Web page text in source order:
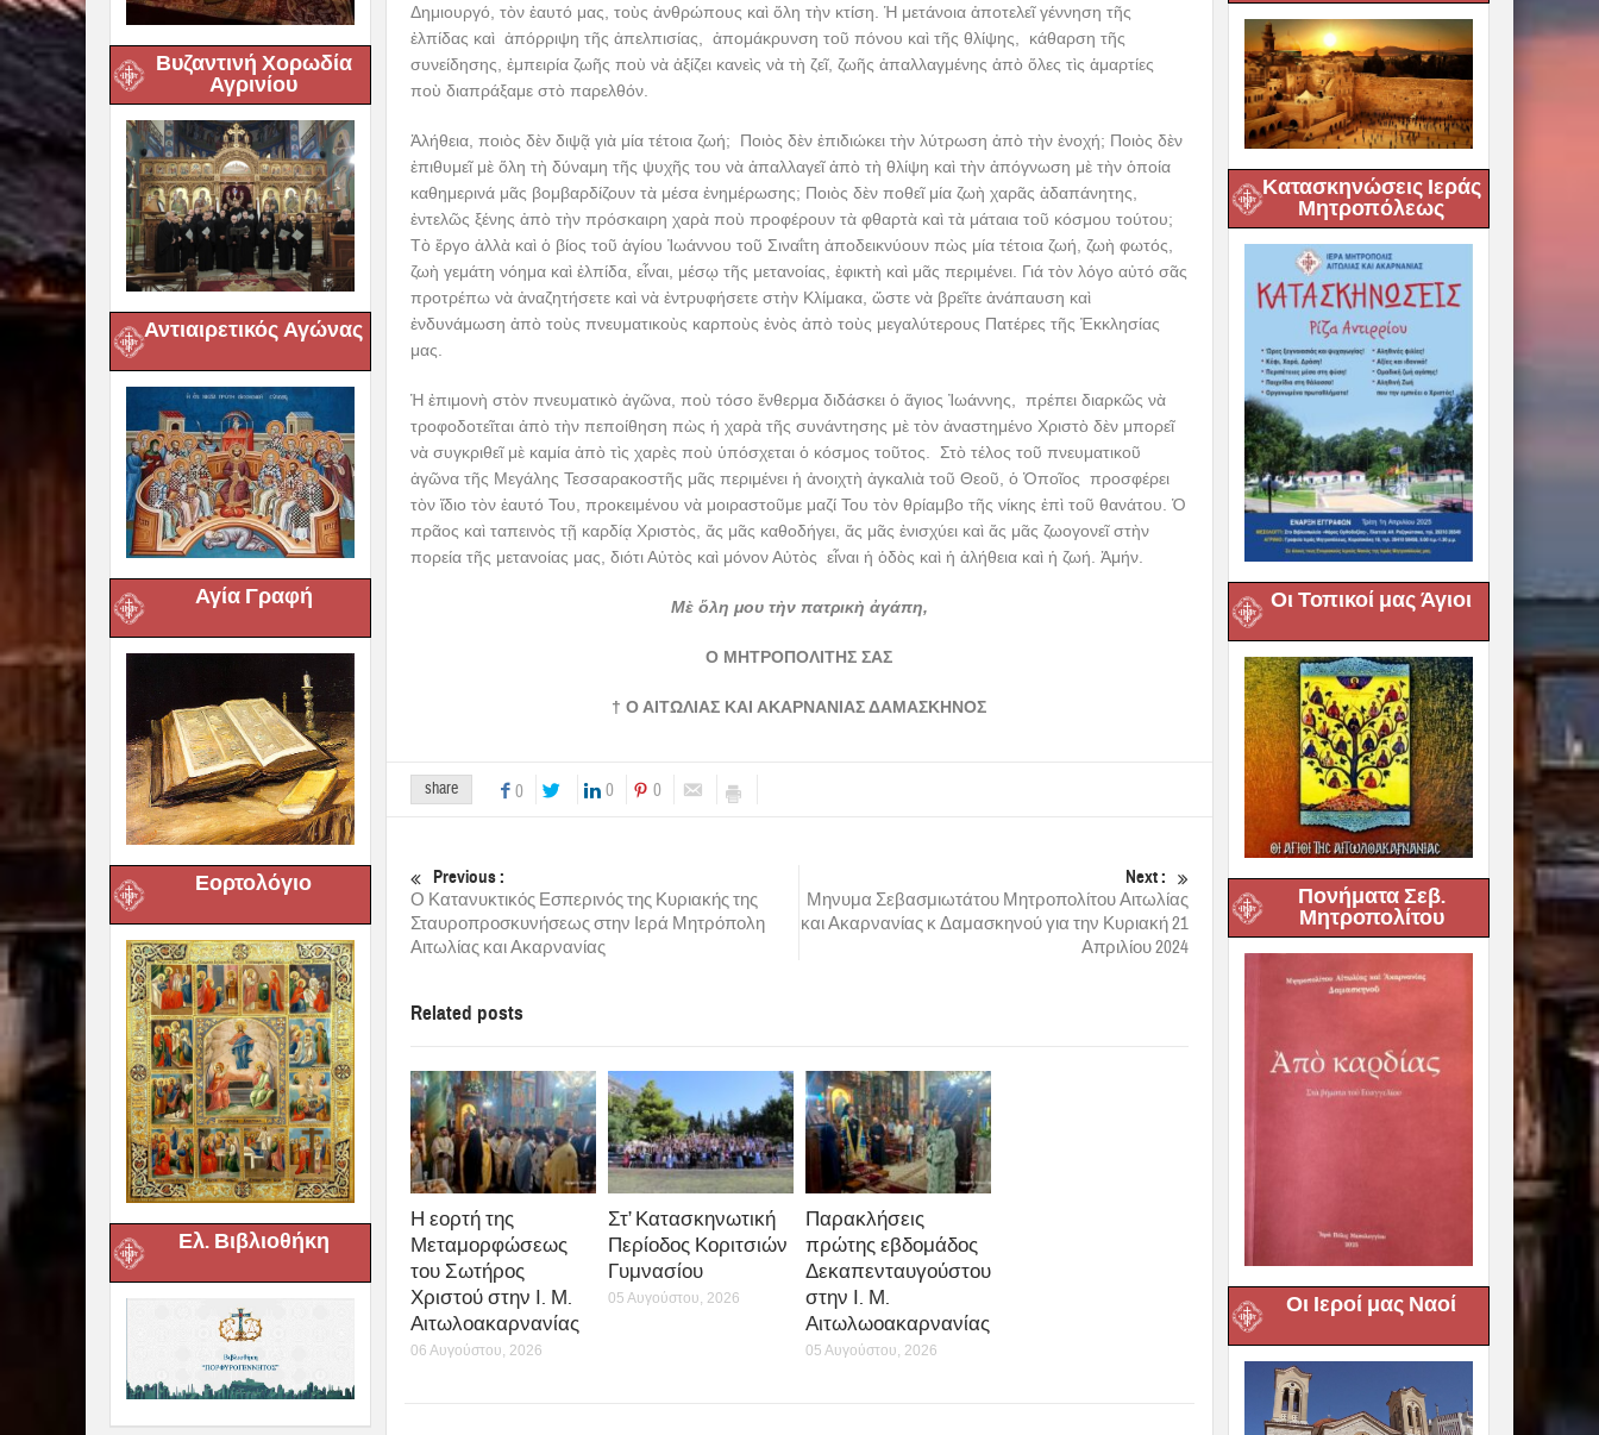
Βυζαντινή Χορωδία
Αγρινίου
Αντιαιρετικός Αγώνας
Αγία Γραφή
Εορτολόγιο
Ελ. Βιβλιοθήκη
Δημιουργό, τὸν ἑαυτό μας, τοὺς ἀνθρώπους καὶ ὅλη τὴν κτίση. Ἡ μετάνοια ἀποτελεῖ γέννηση τῆς
ἐλπίδας καὶ ἀπόρριψη τῆς ἀπελπισίας, ἀπομάκρυνση τοῦ πόνου καὶ τῆς θλίψης, κάθαρση τῆς
συνείδησης, ἐμπειρία ζωῆς ποὺ νὰ ἀξίζει κανεὶς νὰ τὴ ζεῖ, ζωῆς ἀπαλλαγμένης ἀπὸ ὅλες τὶς ἁμαρτίες
ποὺ διαπράξαμε στὸ παρελθόν.
Ἀλήθεια, ποιὸς δὲν διψᾷ γιὰ μία τέτοια ζωή; Ποιὸς δὲν ἐπιδιώκει τὴν λύτρωση ἀπὸ τὴν ἐνοχή; Ποιὸς δὲν
ἐπιθυμεῖ μὲ ὅλη τὴ δύναμη τῆς ψυχῆς του νὰ ἀπαλλαγεῖ ἀπὸ τὴ θλίψη καὶ τὴν ἀπόγνωση μὲ τὴν ὁποία
καθημερινά μᾶς βομβαρδίζουν τὰ μέσα ἐνημέρωσης; Ποιὸς δὲν ποθεῖ μία ζωὴ χαρᾶς ἀδαπάνητης,
ἐντελῶς ξένης ἀπὸ τὴν πρόσκαιρη χαρὰ ποὺ προφέρουν τὰ φθαρτὰ καὶ τὰ μάταια τοῦ κόσμου τούτου;
Τὸ ἔργο ἀλλὰ καὶ ὁ βίος τοῦ ἁγίου Ἰωάννου τοῦ Σιναΐτη ἀποδεικνύουν πὼς μία τέτοια ζωή, ζωὴ φωτός,
ζωὴ γεμάτη νόημα καὶ ἐλπίδα, εἶναι, μέσῳ τῆς μετανοίας, ἐφικτὴ καὶ μᾶς περιμένει. Γιά τὸν λόγο αὐτό σᾶς
προτρέπω νὰ ἀναζητήσετε καὶ νὰ ἐντρυφήσετε στὴν Κλίμακα, ὥστε νὰ βρεῖτε ἀνάπαυση καὶ
ἐνδυνάμωση ἀπὸ τοὺς πνευματικοὺς καρποὺς ἑνὸς ἀπὸ τοὺς μεγαλύτερους Πατέρες τῆς Ἐκκλησίας
μας.
Ἡ ἐπιμονὴ στὸν πνευματικὸ ἀγῶνα, ποὺ τόσο ἔνθερμα διδάσκει ὁ ἅγιος Ἰωάννης, πρέπει διαρκῶς νὰ
τροφοδοτεῖται ἀπὸ τὴν πεποίθηση πὼς ἡ χαρὰ τῆς συνάντησης μὲ τὸν ἀναστημένο Χριστὸ δὲν μπορεῖ
νὰ συγκριθεῖ μὲ καμία ἀπὸ τὶς χαρὲς ποὺ ὑπόσχεται ὁ κόσμος τοῦτος. Στὸ τέλος τοῦ πνευματικοῦ
ἀγῶνα τῆς Μεγάλης Τεσσαρακοστῆς μᾶς περιμένει ἡ ἀνοιχτὴ ἀγκαλιὰ τοῦ Θεοῦ, ὁ Ὁποῖος προσφέρει
τὸν ἴδιο τὸν ἑαυτό Του, προκειμένου νὰ μοιραστοῦμε μαζί Του τὸν θρίαμβο τῆς νίκης ἐπὶ τοῦ θανάτου. Ὁ
πρᾶος καὶ ταπεινὸς τῇ καρδίᾳ Χριστὸς, ἄς μᾶς καθοδήγει, ἄς μᾶς ἐνισχύει καὶ ἄς μᾶς ζωογονεῖ στὴν
πορεία τῆς μετανοίας μας, διότι Αὐτὸς καὶ μόνον Αὐτὸς εἶναι ἡ ὁδὸς καὶ ἡ ἀλήθεια καὶ ἡ ζωή. Ἀμήν.
Μὲ ὅλη μου τὴν πατρικὴ ἀγάπη,
Ο ΜΗΤΡΟΠΟΛΙΤΗΣ ΣΑΣ
† Ο ΑΙΤΩΛΙΑΣ ΚΑΙ ΑΚΑΡΝΑΝΙΑΣ ΔΑΜΑΣΚΗΝΟΣ
share 0 0 0
Previous :
Ο Κατανυκτικός Εσπερινός της Κυριακής της
Σταυροπροσκυνήσεως στην Ιερά Μητρόπολη
Αιτωλίας και Ακαρνανίας
Next :
Μηνυμα Σεβασμιωτάτου Μητροπολίτου Αιτωλίας
και Ακαρνανίας κ Δαμασκηνού για την Κυριακή 21
Απριλίου 2024
Related posts
Η εορτή της
Μεταμορφώσεως
του Σωτήρος
Χριστού στην Ι. Μ.
Αιτωλοακαρνανίας
06 Αυγούστου, 2026
Στ’ Κατασκηνωτική
Περίοδος Κοριτσιών
Γυμνασίου
05 Αυγούστου, 2026
Παρακλήσεις
πρώτης εβδομάδος
Δεκαπενταυγούστου
στην Ι. Μ.
Αιτωλωοακαρνανίας
05 Αυγούστου, 2026
Κατασκηνώσεις Ιεράς
Μητροπόλεως
Οι Τοπικοί μας Άγιοι
Πονήματα Σεβ.
Μητροπολίτου
Οι Ιεροί μας Ναοί